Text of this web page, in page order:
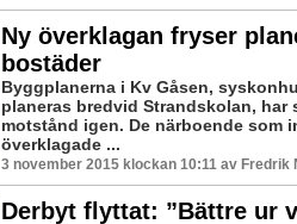
Ny överklagan fryser
bostäder
Byggplanerna i Kv Gåsen,
planeras bredvid Strandskolan, har
motstånd igen. De närboende som
överklagade ...
3 november 2015 klockan 10:11 av Fredrik
Derbyt flyttat: ”Bättre ur